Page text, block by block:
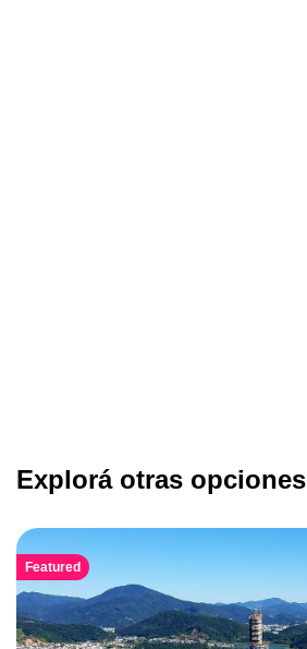
Explorá otras opciones
Featured